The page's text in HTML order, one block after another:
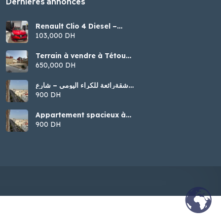
Renault Clio 4 Diesel –
Modèle 2016
103,000 DH
Terrain à vendre à Tétouan
– Malalienne
650,000 DH
شقةرائعة للكراء اليومي – شارع
الجيش الملكي، تطوان
900 DH
Appartement spacieux à
louer par jour – Tétouan
(Jaych Malaki)
900 DH